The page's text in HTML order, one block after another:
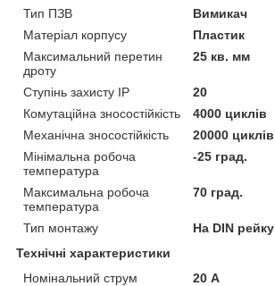
Тип ПЗВ
Вимикач
Матеріал корпусу
Пластик
Максимальний перетин
дроту
25 кв. мм
Ступінь захисту IP
20
Комутаційна зносостійкість
4000 циклів
Механічна зносостійкість
20000 циклів
Мінімальна робоча
температура
-25 град.
Максимальна робоча
температура
70 град.
Тип монтажу
На DIN рейку
Технічні характеристики
Номінальний струм
20 А